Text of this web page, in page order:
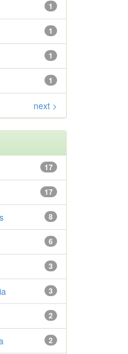
1
1
1
1
next >
17
17
8
6
3
3
2
2